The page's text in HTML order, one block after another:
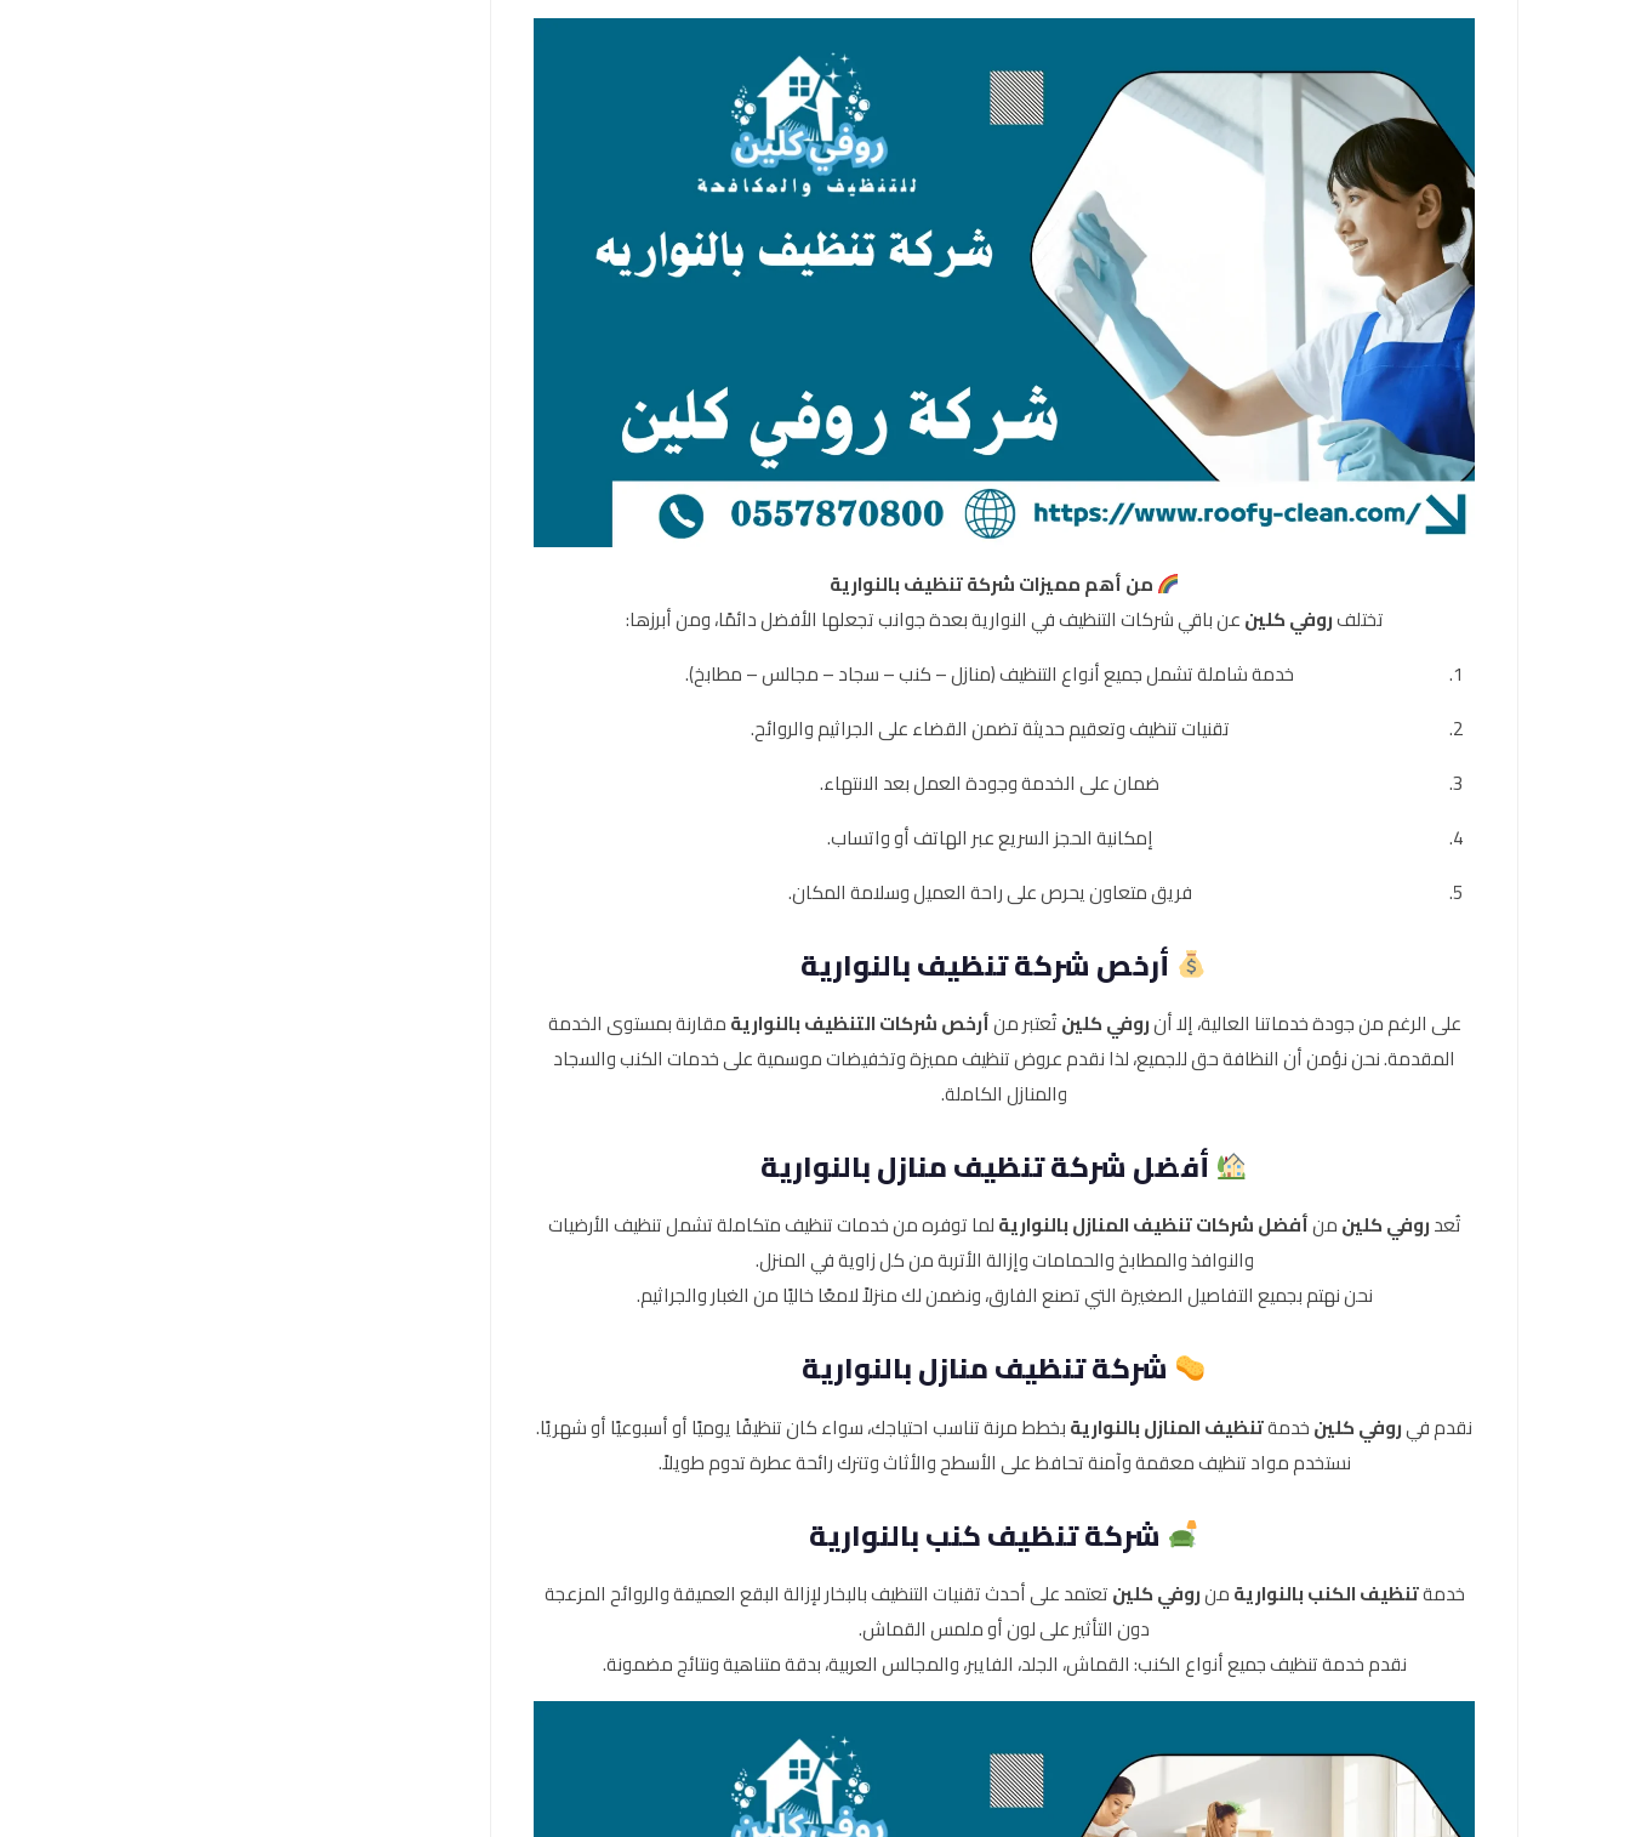
من أهم مميزات شركة تنظيف بالنوارية
تختلفروفي كلينعن باقي شركات التنظيف في النوارية بعدة جوانب تجعلها الأفضل دائمًا، ومن أبرزها:
خدمة شاملة تشمل جميع أنواع التنظيف (منازل – كنب – سجاد – مجالس – مطابخ).
تقنيات تنظيف وتعقيم حديثة تضمن القضاء على الجراثيم والروائح.
ضمان على الخدمة وجودة العمل بعد الانتهاء.
إمكانية الحجز السريع عبر الهاتف أو واتساب.
فريق متعاون يحرص على راحة العميل وسلامة المكان.
أرخص شركة تنظيف بالنوارية
على الرغم من جودة خدماتنا العالية، إلا أنروفي كلينتُعتبر منأرخص شركات التنظيف بالنواريةمقارنة بمستوى الخدمة
المقدمة. نحن نؤمن أن النظافة حق للجميع، لذا نقدم عروض تنظيف مميزة وتخفيضات موسمية على خدمات الكنب والسجاد
والمنازل الكاملة.
أفضل شركة تنظيف منازل بالنوارية
تُعدروفي كلينمنأفضل شركات تنظيف المنازل بالنواريةلما توفره من خدمات تنظيف متكاملة تشمل تنظيف الأرضيات
والنوافذ والمطابخ والحمامات وإزالة الأتربة من كل زاوية في المنزل.
نحن نهتم بجميع التفاصيل الصغيرة التي تصنع الفارق، ونضمن لك منزلاً لامعًا خاليًا من الغبار والجراثيم.
شركة تنظيف منازل بالنوارية
نقدم فيروفي كلينخدمةتنظيف المنازل بالنواريةبخطط مرنة تناسب احتياجك، سواء كان تنظيفًا يوميًا أو أسبوعيًا أو شهريًا.
نستخدم مواد تنظيف معقمة وآمنة تحافظ على الأسطح والأثاث وتترك رائحة عطرة تدوم طويلاً.
شركة تنظيف كنب بالنوارية
خدمةتنظيف الكنب بالنواريةمنروفي كلينتعتمد على أحدث تقنيات التنظيف بالبخار لإزالة البقع العميقة والروائح المزعجة
دون التأثير على لون أو ملمس القماش.
نقدم خدمة تنظيف جميع أنواع الكنب: القماش، الجلد، الفايبر، والمجالس العربية، بدقة متناهية ونتائج مضمونة.